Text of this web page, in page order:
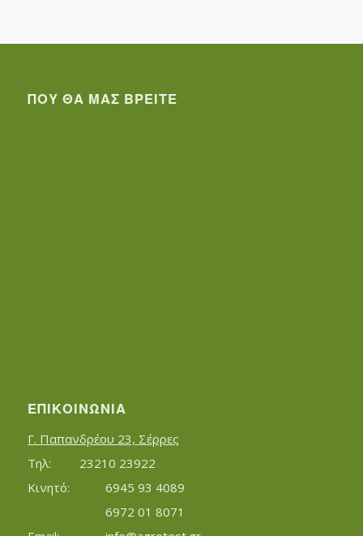
ΠΟΥ ΘΑ ΜΑΣ ΒΡΕΊΤΕ
ΕΠΙΚΟΙΝΩΝΊΑ
Γ. Παπανδρέου 23, Σέρρες
Τηλ:		23210 23922
Κινητό:		6945 93 4089
			6972 01 8071